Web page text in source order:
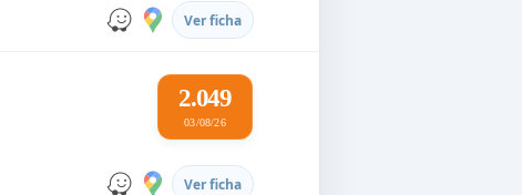
Ver ficha
2.049
03/08/26
Ver ficha